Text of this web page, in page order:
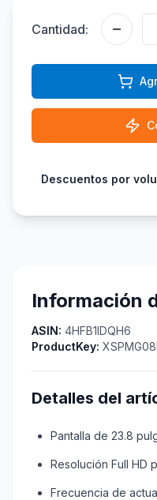
Cantidad:
Descuentos por
Información
ASIN: 4HFB1IDQH6
ProductKey:
Detalles del
Pantalla de 23.8
Resolución Full HD
Frecuencia de